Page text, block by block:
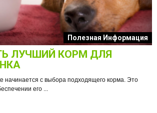
Полезная Информация
ЛУЧШИЙ КОРМ ДЛЯ
начинается с выбора подходящего корма. Это
его ...